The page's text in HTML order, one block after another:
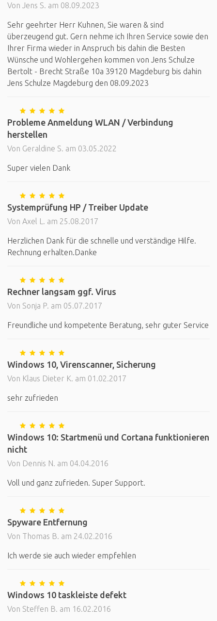
Von Jens S. am 08.09.2023
Sehr geehrter Herr Kuhnen, Sie waren & sind
überzeugend gut. Gern nehme ich Ihren Service sowie den
Ihrer Firma wieder in Anspruch bis dahin die Besten
Wünsche und Wohlergehen kommen von Jens Schulze
Bertolt - Brecht Straße 10a 39120 Magdeburg bis dahin
Jens Schulze Magdeburg den 08.09.2023
Probleme Anmeldung WLAN / Verbindung
herstellen
Von Geraldine S. am 03.05.2022
Super vielen Dank
Systemprüfung HP / Treiber Update
Von Axel L. am 25.08.2017
Herzlichen Dank für die schnelle und verständige Hilfe.
Rechnung erhalten.Danke
Rechner langsam ggf. Virus
Von Sonja P. am 05.07.2017
Freundliche und kompetente Beratung, sehr guter Service
Windows 10, Virenscanner, Sicherung
Von Klaus Dieter K. am 01.02.2017
sehr zufrieden
Windows 10: Startmenü und Cortana funktionieren
nicht
Von Dennis N. am 04.04.2016
Voll und ganz zufrieden. Super Support.
Spyware Entfernung
Von Thomas B. am 24.02.2016
Ich werde sie auch wieder empfehlen
Windows 10 taskleiste defekt
Von Steffen B. am 16.02.2016